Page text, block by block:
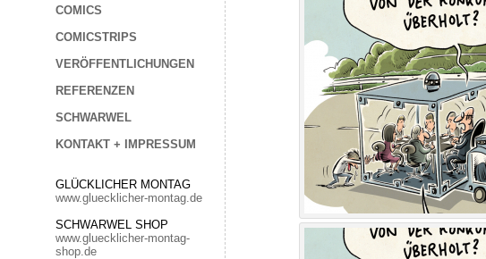
COMICS
COMICSTRIPS
VERÖFFENTLICHUNGEN
REFERENZEN
SCHWARWEL
KONTAKT + IMPRESSUM
GLÜCKLICHER MONTAG
www.gluecklicher-montag.de
SCHWARWEL SHOP
www.gluecklicher-montag-
shop.de